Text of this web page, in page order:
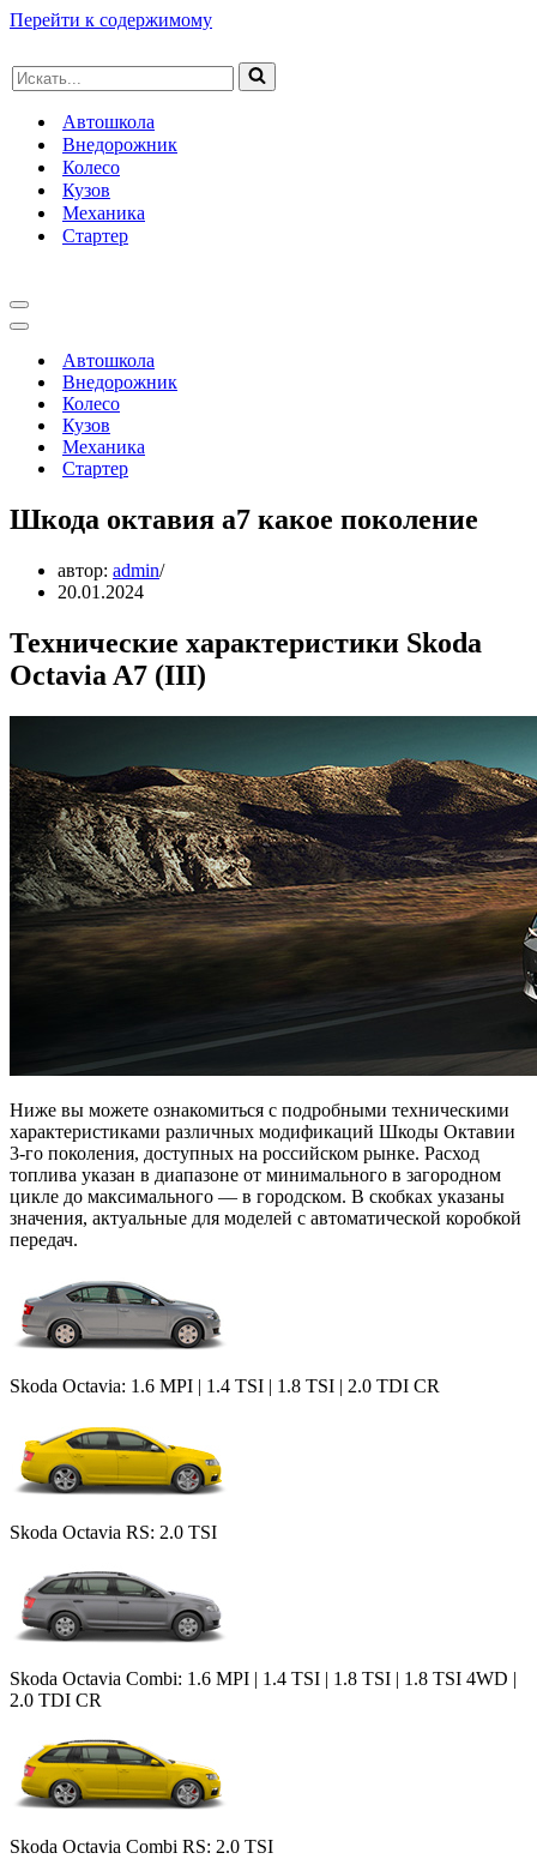
Перейти к содержимому
Искать...
Автошкола
Внедорожник
Колесо
Кузов
Механика
Стартер
Меню
навигации
Меню
навигацииАвтошкола
Внедорожник
Колесо
Кузов
Механика
Стартер
Шкода октавия а7 какое поколение
автор: admin
20.01.2024
Технические характеристики Skoda
Octavia A7 (III)
Ниже вы можете ознакомиться с подробными техническими
характеристиками различных модификаций Шкоды Октавии
3-го поколения, доступных на российском рынке. Расход
топлива указан в диапазоне от минимального в загородном
цикле до максимального — в городском. В скобках указаны
значения, актуальные для моделей с автоматической коробкой
передач.
Skoda Octavia: 1.6 MPI | 1.4 TSI | 1.8 TSI | 2.0 TDI CR
Skoda Octavia RS: 2.0 TSI
Skoda Octavia Combi: 1.6 MPI | 1.4 TSI | 1.8 TSI | 1.8 TSI 4WD |
2.0 TDI CR
Skoda Octavia Combi RS: 2.0 TSI